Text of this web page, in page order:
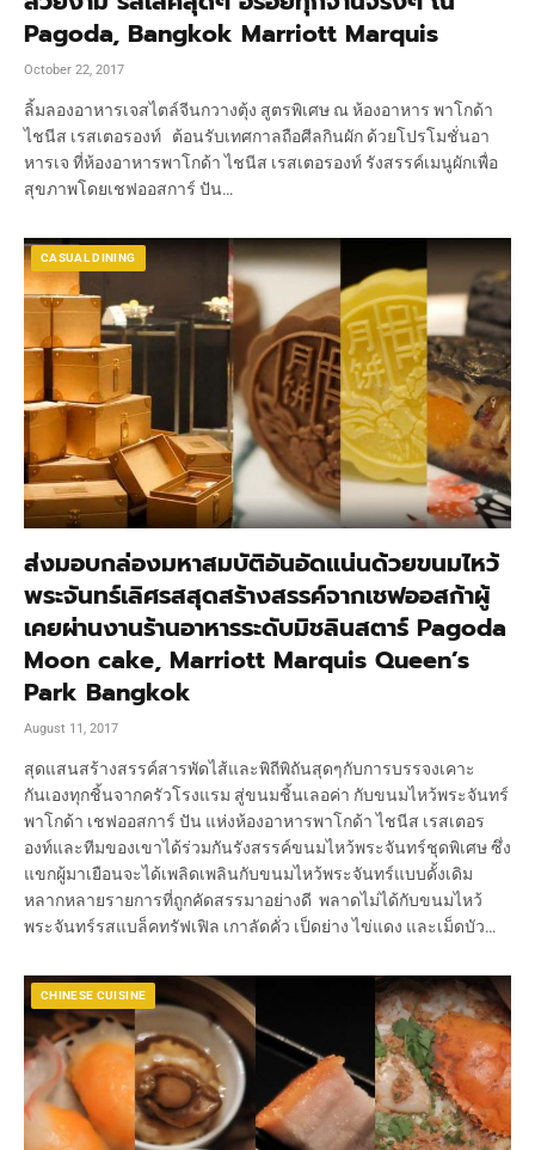
Pagoda, Bangkok Marriott Marquis
October 22, 2017
ลิ้มลองอาหารเจสไตล์จีนกวางตุ้ง สูตรพิเศษ ณ ห้องอาหาร พาโกด้า
ไชนีส เรสเตอรองท์ ต้อนรับเทศกาลถือศีลกินผัก ด้วยโปรโมชั่นอา
หารเจ ที่ห้องอาหารพาโกด้า ไชนีส เรสเตอรองท์ รังสรรค์เมนูผักเพื่อ
สุขภาพโดยเชฟออสการ์ ปัน…
CASUAL DINING
ส่งมอบกล่องมหาสมบัติอันอัดแน่นด้วยขนมไหว้
พระจันทร์เลิศรสสุดสร้างสรรค์จากเชฟออสก้าผู้
เคยผ่านงานร้านอาหารระดับมิชลินสตาร์ Pagoda
Moon cake, Marriott Marquis Queen’s
Park Bangkok
August 11, 2017
สุดแสนสร้างสรรค์สารพัดไส้และพิถีพิถันสุดๆกับการบรรจงเคาะ
กันเองทุกชิ้นจากครัวโรงแรม สู่ขนมชิ้นเลอค่า กับขนมไหว้พระจันทร์
พาโกด้า เชฟออสการ์ ปัน แห่งห้องอาหารพาโกด้า ไชนีส เรสเตอร
องท์และทีมของเขาได้ร่วมกันรังสรรค์ขนมไหว้พระจันทร์ชุดพิเศษ ซึ่ง
แขกผู้มาเยือนจะได้เพลิดเพลินกับขนมไหว้พระจันทร์แบบดั้งเดิม
หลากหลายรายการที่ถูกคัดสรรมาอย่างดี พลาดไม่ได้กับขนมไหว้
พระจันทร์รสแบล็คทรัฟเฟิล เกาลัดคั่ว เป็ดย่าง ไข่แดง และเม็ดบัว…
CHINESE CUISINE